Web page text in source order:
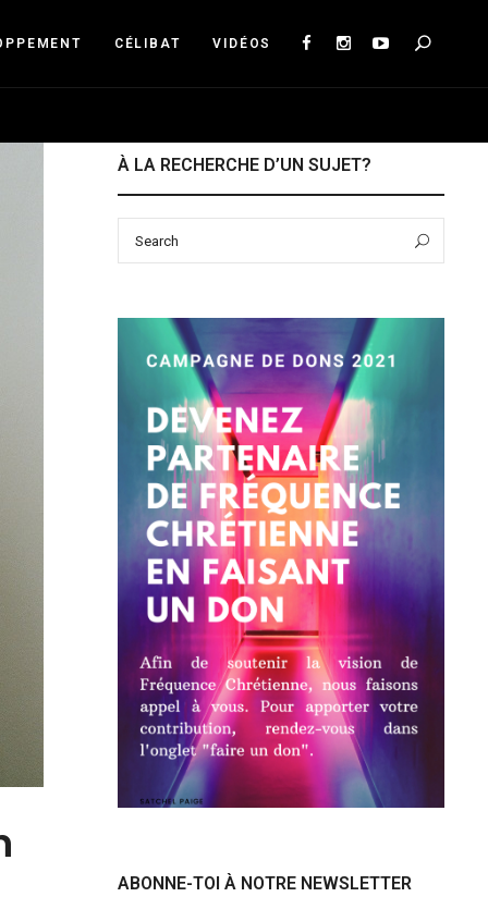
CÉLIBAT VIDÉOS
À LA RECHERCHE D’UN SUJET?
ABONNE-TOI À NOTRE NEWSLETTER